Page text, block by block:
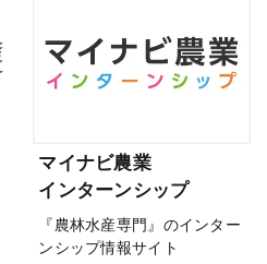
マイナビ農業
インターンシップ
『農林水産専門』のインター
ンシップ情報サイト